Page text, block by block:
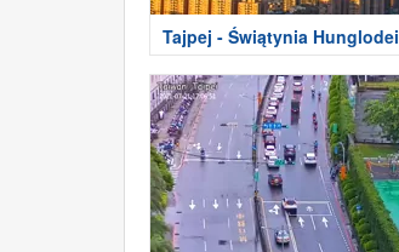
Tajpej - Świątynia Hunglodei